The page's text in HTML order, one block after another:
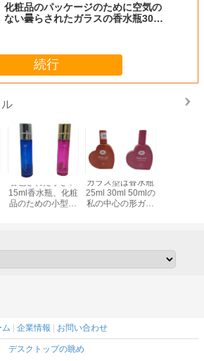
化粧品のパッケージのために空気の
ない曇らされたガラスの香水瓶30ml
続行
着色された小さい
15ml香水瓶、化粧
品のための小型ポ
ガラス型は香水瓶
25ml 30ml 50mlの
私の中心の形ガラ
ム | 企業情報 | お問い合わせ
デスクトップの眺め